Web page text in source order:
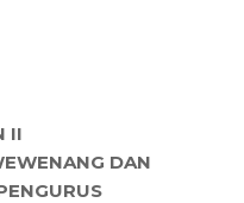
II
DAN